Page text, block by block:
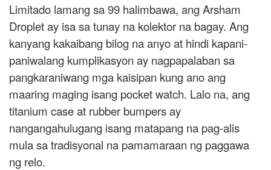
Limitado lamang sa 99 halimbawa, ang Arsham
Droplet ay isa sa tunay na kolektor na bagay. Ang
kanyang kakaibang bilog na anyo at hindi kapani-
paniwalang kumplikasyon ay nagpapalaban sa
pangkaraniwang mga kaisipan kung ano ang
maaring maging isang pocket watch. Lalo na, ang
titanium case at rubber bumpers ay
nangangahulugang isang matapang na pag-alis
mula sa tradisyonal na pamamaraan ng paggawa
ng relo.